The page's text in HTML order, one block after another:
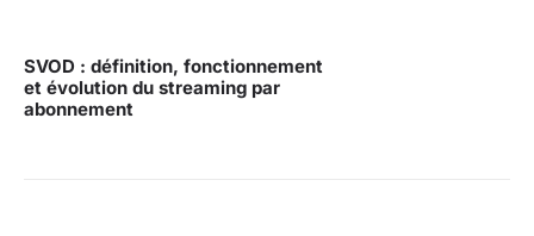
SVOD : définition, fonctionnement
et évolution du streaming par
abonnement